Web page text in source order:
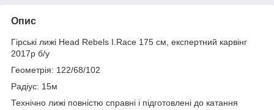
Опис
Гірські лижі Head Rebels I.Race 175 см, експертний карвінг
2017р б/у
Геометрія: 122/68/102
Радіус: 15м
Технічно лижі повністю справні і підготовлені до катання